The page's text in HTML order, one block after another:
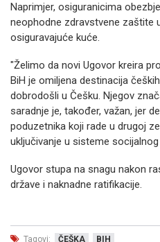
Naprimjer, osiguranicima
neophodne zdravstvene zaštite
osiguravajuće kuće.
"Želimo da novi Ugovor kreira
BiH je omiljena destinacija
dobrodošli u Češku. Njegov
saradnje je, također, važan, jer
poduzetnika koji rade u drugoj
uključivanje u sisteme
Ugovor stupa na snagu nakon
države i naknadne ratifikacije.
Tagovi: ČEŠKA BIH